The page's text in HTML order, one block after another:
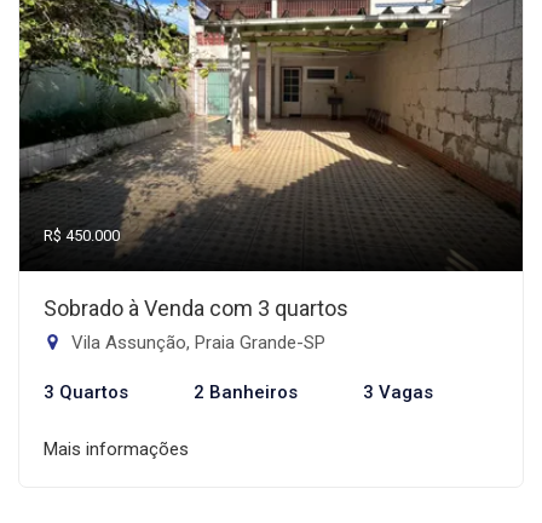
R$ 450.000
Sobrado à Venda com 3 quartos
Vila Assunção, Praia Grande-SP
3 Quartos 2 Banheiros 3 Vagas
Mais informações